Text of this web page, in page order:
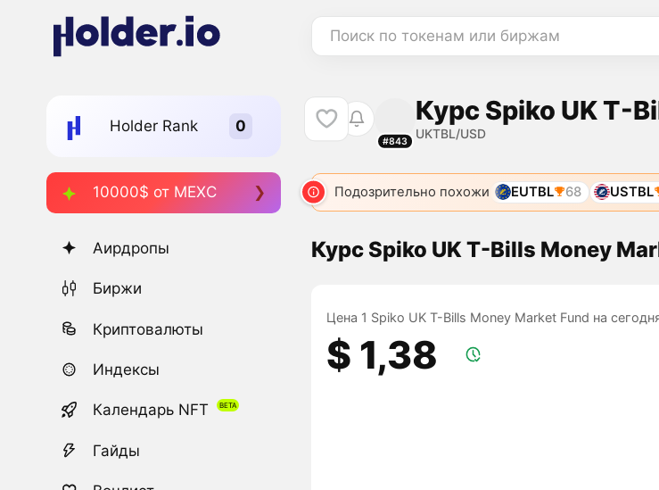
Поиск по токенам или биржам
Holder Rank
10000$ от MEXC
Аирдропы
Биржи
Криптовалюты
Индексы
Календарь NFT
Гайды
#843
Курс Spiko UK T-
UKTBL/USD
Подозрительно похожи EUTBL 68 USTBL
Курс Spiko UK T-Bills Money
Цена 1 Spiko UK T-Bills Money Market Fund на
$ 1,38